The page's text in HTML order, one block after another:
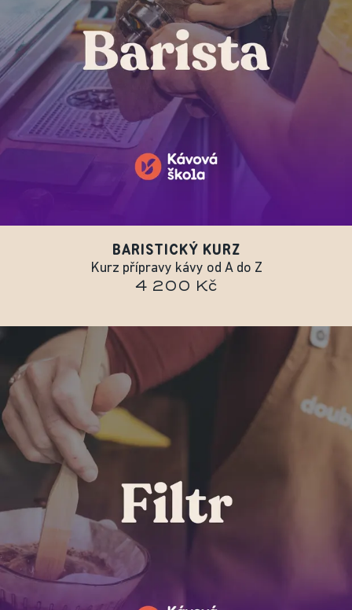
BARISTICKÝ KURZ
Kurz přípravy kávy od A do Z
4 200 Kč